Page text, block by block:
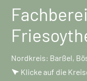
Nordkreis: Barßel,
Klicke auf die